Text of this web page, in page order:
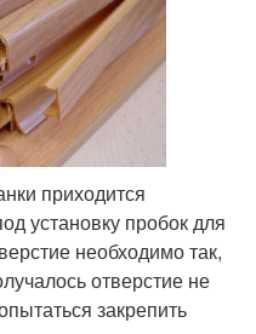
приходится
установку пробок для
необходимо так,
отверстие не
закрепить